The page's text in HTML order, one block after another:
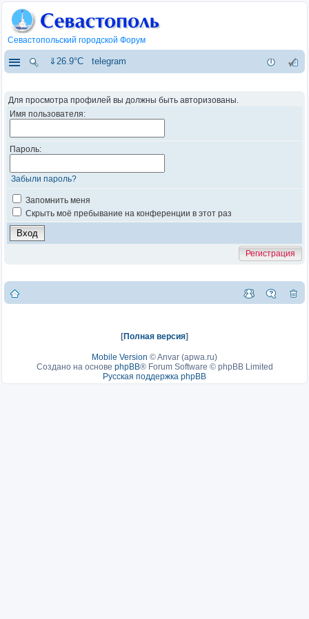
Севастопольский городской Форум
⇓26.9°C telegram
Для просмотра профилей вы должны быть авторизованы.
Имя пользователя:
Пароль:
Забыли пароль?
Запомнить меня
Скрыть моё пребывание на конференции в этот раз
Регистрация
[Полная версия]
Mobile Version ©Anvar (apwa.ru)
Создано на основе phpBB® Forum Software © phpBB Limited
Русская поддержка phpBB